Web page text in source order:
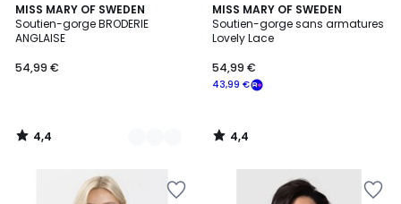
MISS MARY OF SWEDEN
Soutien-gorge BRODERIE
ANGLAISE
54,99 €
4,4
/ 5
2
Couleurs
4,4
/
MISS MARY OF SWEDEN
Soutien-gorge sans armatures
Lovely Lace
43,99 €
54,99 €
4,4
/ 5
4,4
/